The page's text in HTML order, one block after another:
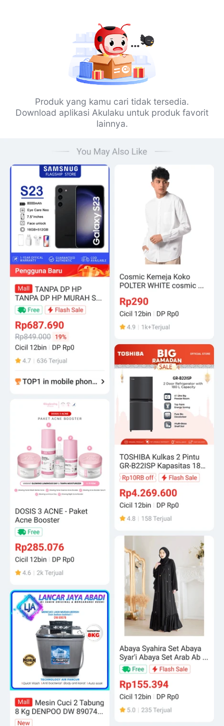
Produk yang kamu cari tidak tersedia.
Download aplikasi Akulaku untuk produk favorit
lainnya.